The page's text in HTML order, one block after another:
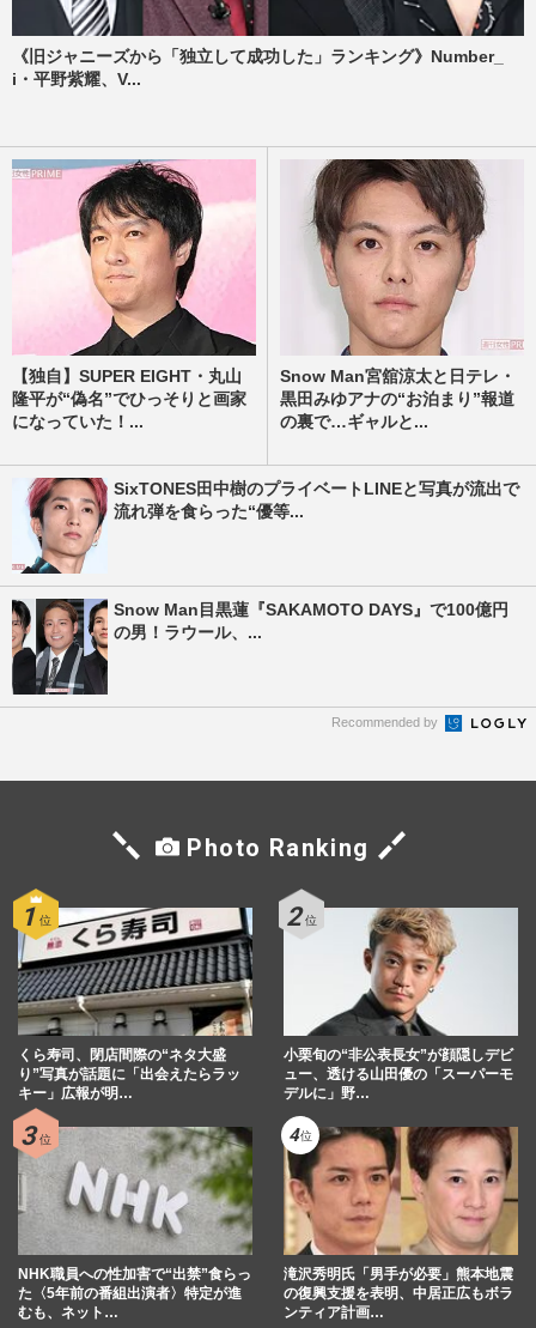
《旧ジャニーズから「独立して成功した」ランキング》Number_
i・平野紫耀、V...
【独自】SUPER EIGHT・丸山
隆平が“偽名”でひっそりと画家
になっていた！...
Snow Man宮舘涼太と日テレ・
黒田みゆアナの“お泊まり”報道
の裏で…ギャルと...
SixTONES田中樹のプライベートLINEと写真が流出で
流れ弾を食らった“優等...
Snow Man目黒蓮『SAKAMOTO DAYS』で100億円
の男！ラウール、...
Recommended by
Photo Ranking
くら寿司、閉店間際の“ネタ大盛
り”写真が話題に「出会えたらラッ
キー」広報が明…
小栗旬の“非公表長女”が顔隠しデビ
ュー、透ける山田優の「スーパーモ
デルに」野…
NHK職員への性加害で“出禁”食らっ
た〈5年前の番組出演者〉特定が進
むも、ネット…
滝沢秀明氏「男手が必要」熊本地震
の復興支援を表明、中居正広もボラ
ンティア計画…